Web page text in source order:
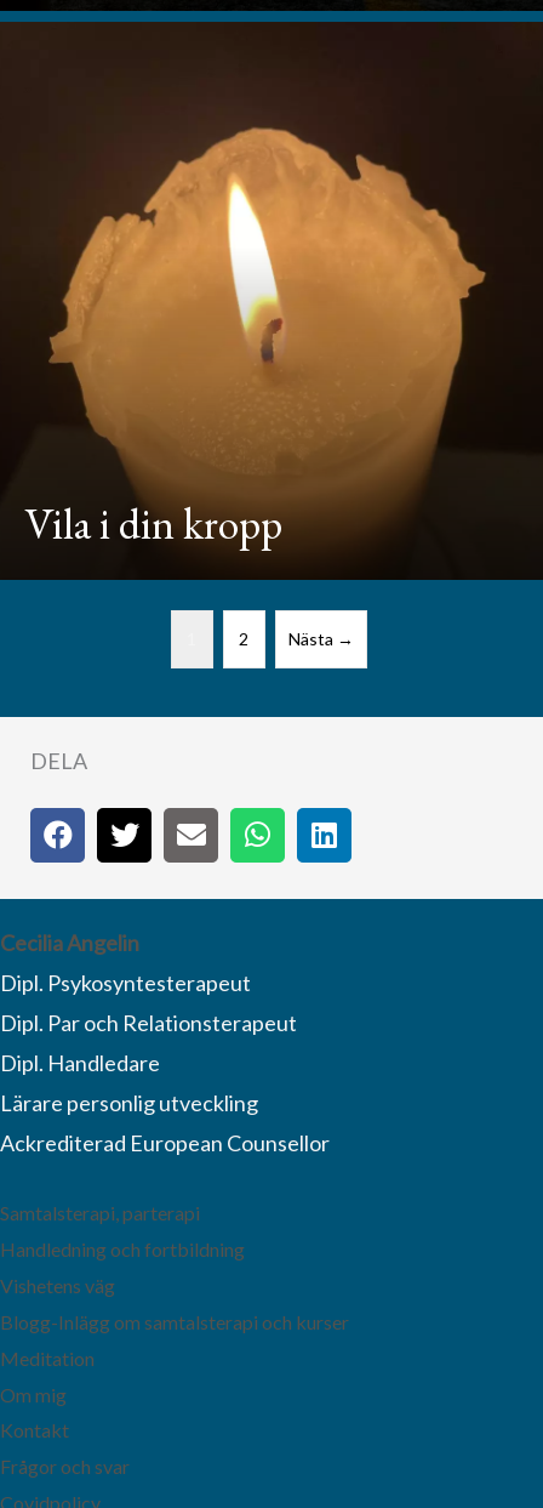
Vila i din kropp
2 Nästa →
DELA
Cecilia Angelin
Dipl. Psykosyntesterapeut
Dipl. Par och Relationsterapeut
Dipl. Handledare
Lärare personlig utveckling
Ackrediterad European Counsellor
Samtalsterapi, parterapi
Handledning och fortbildning
Vishetens väg
Blogg-Inlägg om samtalsterapi och kurser
Meditation
Om mig
Kontakt
Frågor och svar
Covidpolicy